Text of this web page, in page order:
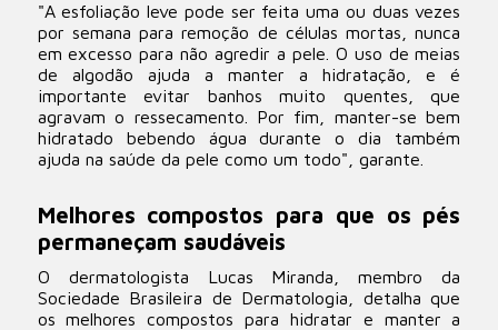
"A esfoliação leve pode ser feita uma ou duas vezes
por semana para remoção de células mortas, nunca
em excesso para não agredir a pele. O uso de meias
de algodão ajuda a manter a hidratação, e é
importante evitar banhos muito quentes, que
agravam o ressecamento. Por fim, manter-se bem
hidratado bebendo água durante o dia também
ajuda na saúde da pele como um todo", garante.
Melhores compostos para que os pés
permaneçam saudáveis
O dermatologista Lucas Miranda, membro da
Sociedade Brasileira de Dermatologia, detalha que
os melhores compostos para hidratar e manter a